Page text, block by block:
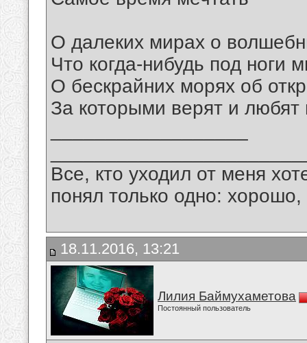
О далеких мирах о
Что когда-нибудь под ноги
О бескрайних морях об
За которыми верят и любят
Все, кто уходил от меня
понял только одно:
18.11.2016, 13:21
Лилия Баймухаметова
Постоянный пользователь